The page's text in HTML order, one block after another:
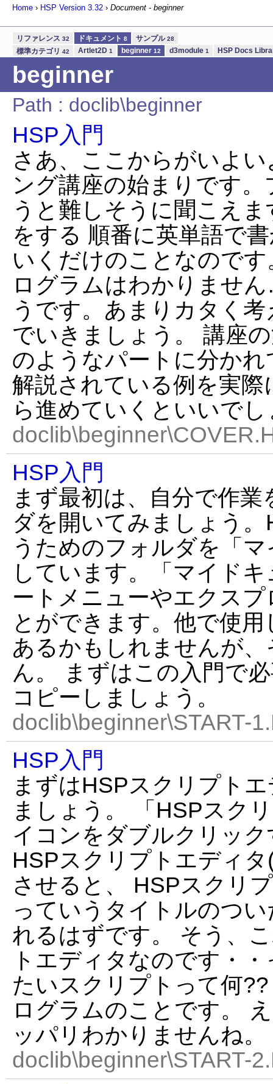
Home › HSP Version 3.32 › Document - beginner
リファレンス 32 ドキュメント 8 サンプル28
標準カテゴリ 42 Artlet2D 1 beginner 12 d3module 1 HSP Docs
beginner
Path : doclib\beginner
HSP入門
さあ、ここからがいよ
ング講座の始まりです
うと難しそうに聞こえ
をする 順番に英単語で
いくだけのことなので
ログラムはわかりませ
うです。あまりカタく
でいきましょう。 講座
のようなパートに分か
解説されている例を実
ら進めていくといいでし
HSP入門
まず最初は、自分で作
ダを開いてみましょう
うためのフォルダを「
しています。「マイド
ートメニューやエクス
とができます。他で使
あるかもしれませんが
ん。 まずはこの入門で
コピーしましょう。
doclib\beginner\START-
HSP入門
まずはHSPスクリプト
ましょう。 「HSPスク
イコンをダブルクリッ
HSPスクリプトエディ
させると、 HSPスクリ
っていうタイトルのつ
れるはずです。 そう、
トエディタなのです・
たいスクリプトって何
ログラムのことです。
ッパリわかりませんね。
doclib\beginner\START-